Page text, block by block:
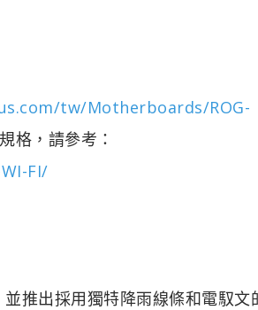
tw/Motherboards/ROG-
格，請參考：
FI/
推出採用獨特降雨線條和電馭文